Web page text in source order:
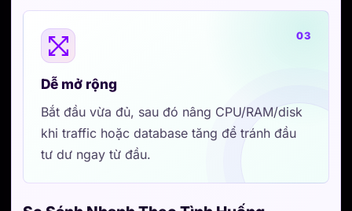
Dễ mở rộng
Bắt đầu vừa đủ, sau đó nâng CPU/RAM/disk
khi traffic hoặc database tăng để tránh đầu
tư dư ngay từ đầu.